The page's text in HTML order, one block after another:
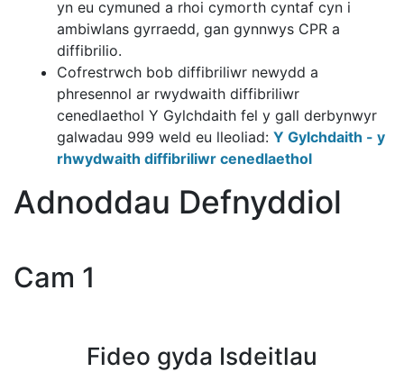
yn eu cymuned a rhoi cymorth cyntaf cyn i
ambiwlans gyrraedd, gan gynnwys CPR a
diffibrilio.
Cofrestrwch bob diffibriliwr newydd a
phresennol ar rwydwaith diffibriliwr
cenedlaethol Y Gylchdaith fel y gall derbynwyr
galwadau 999 weld eu lleoliad: Y Gylchdaith - y
rhwydwaith diffibriliwr cenedlaethol
Adnoddau Defnyddiol
Cam 1
Fideo gyda Isdeitlau